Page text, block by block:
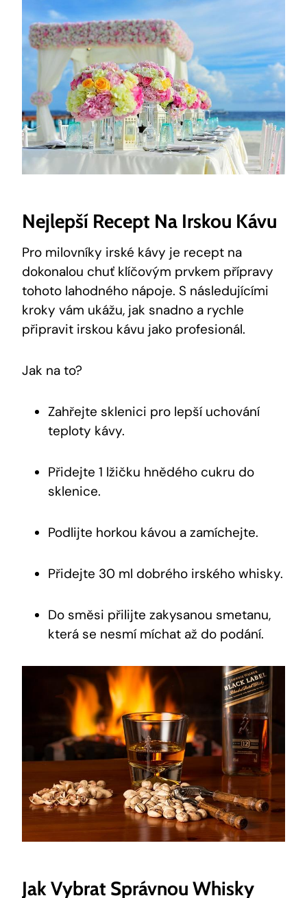
Nejlepší Recept Na Irskou Kávu
Pro milovníky irské kávy je recept na
dokonalou chuť klíčovým prvkem přípravy
tohoto lahodného nápoje. S následujícími
kroky vám ukážu, jak snadno a rychle
připravit irskou kávu jako profesionál.
Jak na to?
Zahřejte sklenici pro lepší uchování
teploty kávy.
Přidejte 1 lžičku hnědého cukru do
sklenice.
Podlijte horkou kávou a zamíchejte.
Přidejte 30 ml dobrého irského whisky.
Do směsi přilijte zakysanou smetanu,
která se nesmí míchat až do podání.
Jak Vybrat Správnou Whisky